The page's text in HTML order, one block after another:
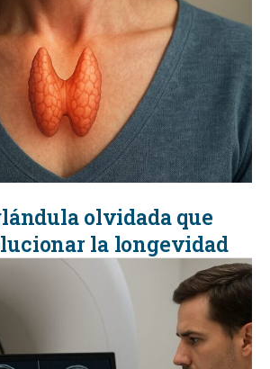
olvidada que
la longevidad